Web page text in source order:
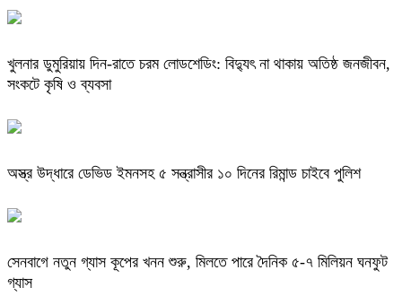
খুলনার ডুমুরিয়ায় দিন-রাতে চরম লোডশেডিং: বিদ্যুৎ না থাকায় অতিষ্ঠ জনজীবন,
সংকটে কৃষি ও ব্যবসা
অস্ত্র উদ্ধারে ডেভিড ইমনসহ ৫ সন্ত্রাসীর ১০ দিনের রিমান্ড চাইবে পুলিশ
সেনবাগে নতুন গ্যাস কূপের খনন শুরু, মিলতে পারে দৈনিক ৫-৭ মিলিয়ন ঘনফুট
গ্যাস